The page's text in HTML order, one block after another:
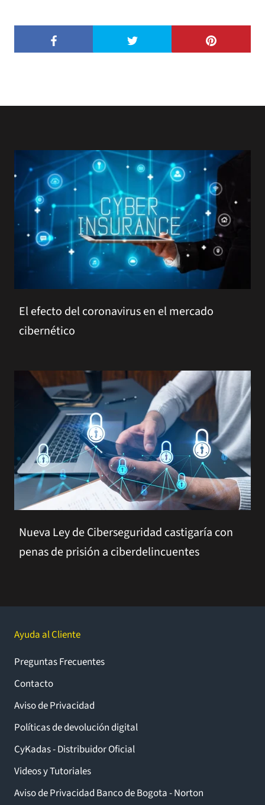
El efecto del coronavirus en el mercado
cibernético
Nueva Ley de Ciberseguridad castigaría con
penas de prisión a ciberdelincuentes
Ayuda al Cliente
Preguntas Frecuentes
Contacto
Aviso de Privacidad
Políticas de devolución digital
CyKadas - Distribuidor Oficial
Videos y Tutoriales
Aviso de Privacidad Banco de Bogota - Norton